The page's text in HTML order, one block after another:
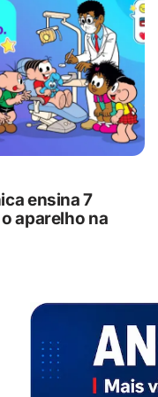
ensina 7
aparelho na